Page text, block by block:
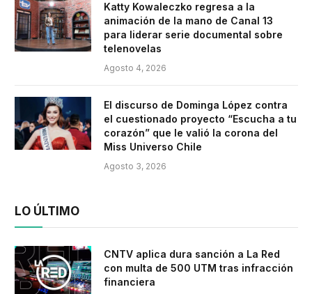
Katty Kowaleczko regresa a la
animación de la mano de Canal 13
para liderar serie documental sobre
telenovelas
Agosto 4, 2026
El discurso de Dominga López contra
el cuestionado proyecto “Escucha a tu
corazón” que le valió la corona del
Miss Universo Chile
Agosto 3, 2026
LO ÚLTIMO
CNTV aplica dura sanción a La Red
con multa de 500 UTM tras infracción
financiera